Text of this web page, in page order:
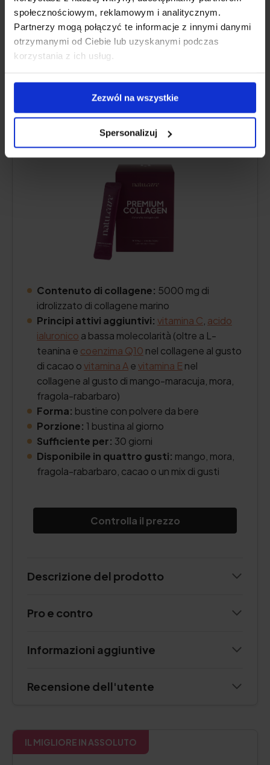
społecznościowym, reklamowym i analitycznym.
Partnerzy mogą połączyć te informacje z innymi danymi
otrzymanymi od Ciebie lub uzyskanymi podczas
korzystania z ich usług.
Zezwól na wszystkie
Spersonalizuj
GUSTO RINFRESCANTE
5.0
Contenuto di collagene: 5000 mg di
idrolizzato di collagene marino
Principi attivi aggiuntivi: vitamina C acido
ialuronico a bassa molecolarità (oltre a L-
teanina e coenzima Q10 nel collagene al gusto
di cacao ovitamina Aevitamina E nel
collagene al gusto di mango-maracuja, mora,
fragola-rabarbaro)
Forma: bustine con polvere da bere
Porzione: 1 bustina al giorno
Sufficiente per: 30 giorni
Disponibile in quattro gusti: mango, mora,
fragola-rabarbaro, cacao o un mix di gusti
Controlla il prezzo
Descrizione del prodotto
Pro e contro
Informazioni aggiuntive
Recensione dell'utente
IL MIGLIORE IN ASSOLUTO